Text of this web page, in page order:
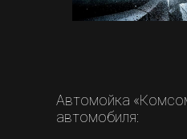
Автомойка
автомобиля: